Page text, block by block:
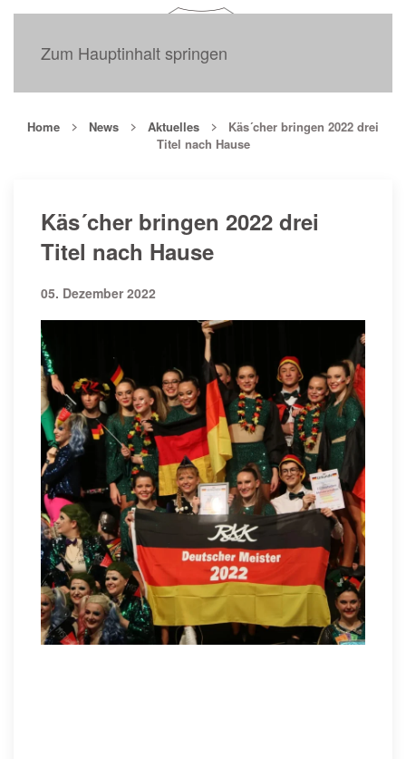
Zum Hauptinhalt springen
Home News Aktuelles
Käs´cher bringen 2022 drei
Titel nach Hause
Käs´cher bringen 2022 drei
Titel nach Hause
05. Dezember 2022